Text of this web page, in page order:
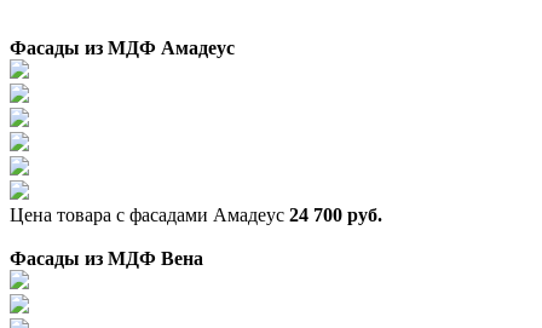
Фасады из МДФ Амадеус
Цена товара с фасадами Амадеус 24 700 руб.
Фасады из МДФ Вена